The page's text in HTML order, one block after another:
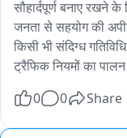
सौहार्दपूर्ण बनाए रखने
जनता से सहयोग की
किसी भी संदिग्ध
ट्रैफिक नियमों का
0
0 Share